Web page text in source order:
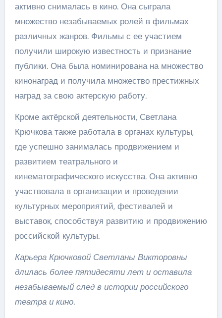
активно снималась в кино. Она сыграла
множество незабываемых ролей в фильмах
различных жанров. Фильмы с ее участием
получили широкую известность и признание
публики. Она была номинирована на множество
кинонаград и получила множество престижных
наград за свою актерскую работу.
Кроме актёрской деятельности, Светлана
Крючкова также работала в органах культуры,
где успешно занималась продвижением и
развитием театрального и
кинематографического искусства. Она активно
участвовала в организации и проведении
культурных мероприятий, фестивалей и
выставок, способствуя развитию и продвижению
российской культуры.
Карьера Крючковой Светланы Викторовны
длилась более пятидесяти лет и оставила
незабываемый след в истории российского
театра и кино.